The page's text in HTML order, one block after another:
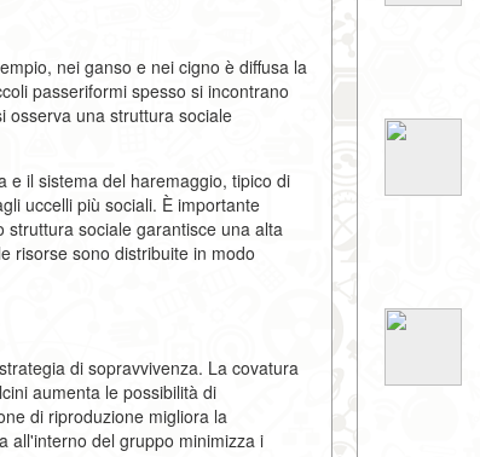
nei ganso e nei cigno è diffusa la
passeriformi spesso si incontrano
osserva una struttura sociale
e il sistema del haremaggio, tipico di
uccelli più sociali. È importante
sociale garantisce una alta
risorse sono distribuite in modo
di sopravvivenza. La covatura
aumenta le possibilità di
di riproduzione migliora la
all'interno del gruppo minimizza i